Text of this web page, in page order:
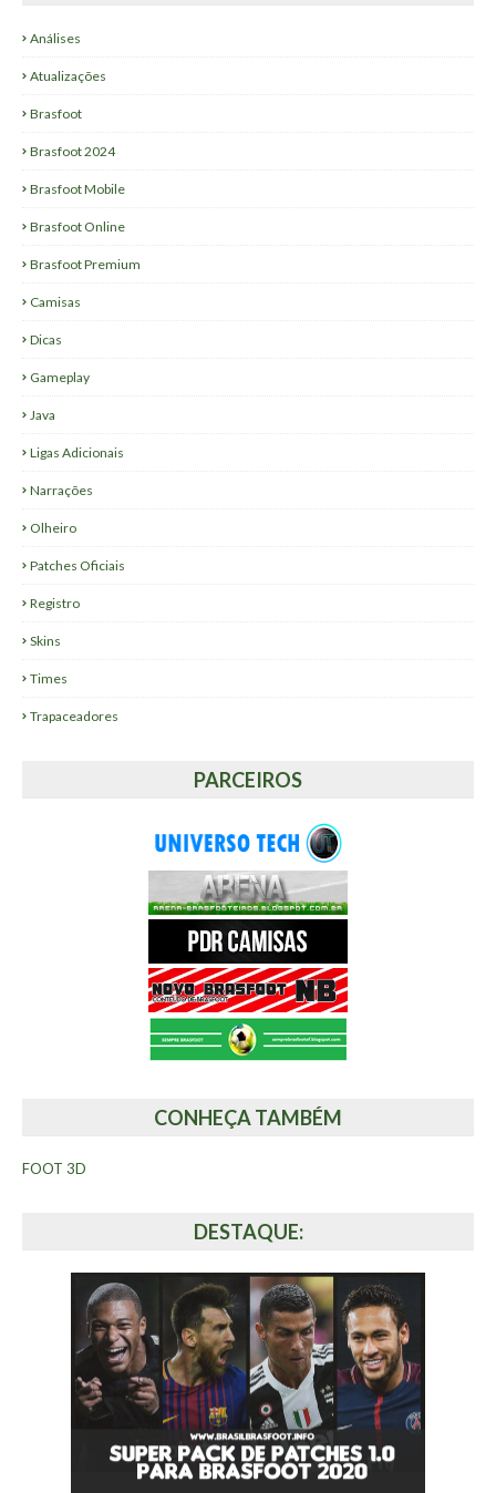
Análises
Atualizações
Brasfoot
Brasfoot 2024
Brasfoot Mobile
Brasfoot Online
Brasfoot Premium
Camisas
Dicas
Gameplay
Java
Ligas Adicionais
Narrações
Olheiro
Patches Oficiais
Registro
Skins
Times
Trapaceadores
PARCEIROS
CONHEÇA TAMBÉM
FOOT 3D
DESTAQUE: